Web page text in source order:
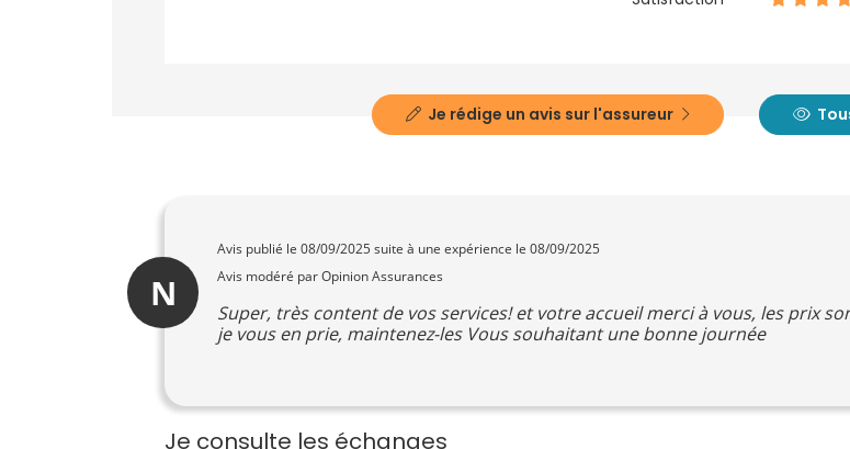
Je rédige un avis sur l'assureur
N
Avis publié le 08/09/2025 suite à une expérience le 08/09/2025
Avis modéré par Opinion Assurances
Super, très content de vos services! et votre accueil merci à vous, les prix
je vous en prie, maintenez-les Vous souhaitant une bonne journée
Je consulte les échanges